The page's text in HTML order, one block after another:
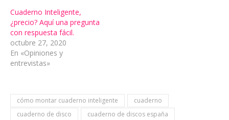
Cuaderno Inteligente,
¿precio? Aquí una pregunta
con respuesta fácil.
octubre 27, 2020
En «Opiniones y
entrevistas»
cómo montar cuaderno inteligente
cuaderno
cuaderno de disco
cuaderno de discos españa